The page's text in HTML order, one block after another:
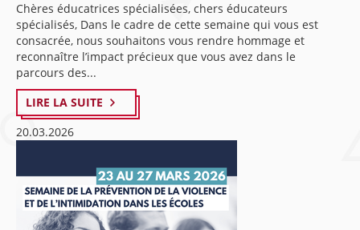
Chères éducatrices spécialisées, chers éducateurs
spécialisés, Dans le cadre de cette semaine qui vous est
consacrée, nous souhaitons vous rendre hommage et
reconnaître l’impact précieux que vous avez dans le
parcours des...
LIRE LA SUITE
20.03.2026